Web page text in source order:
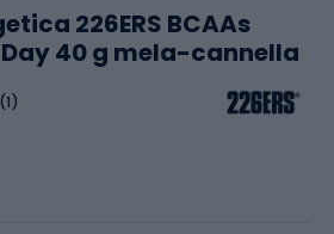
226ERS BCAAs
40 g mela-cannella
(1)